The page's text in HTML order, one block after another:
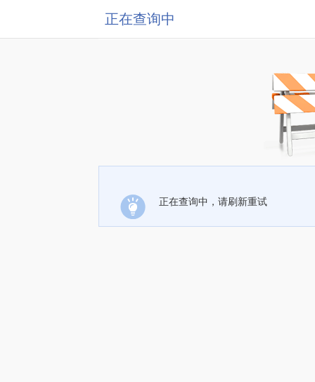
正在查询中
正在查询中，请刷新重试